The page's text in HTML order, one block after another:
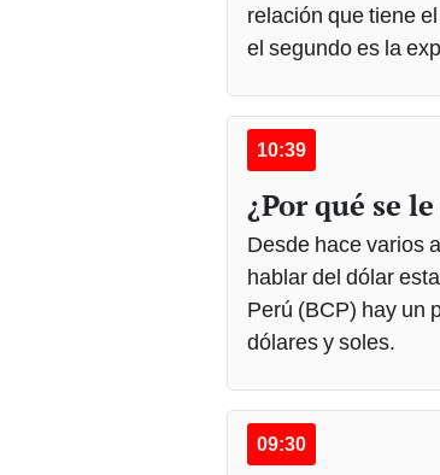
relación que tiene
el segundo es la
10:39
¿Por qué se
Desde hace varios
hablar del dólar
Perú (BCP) hay un
dólares y soles.
09:30